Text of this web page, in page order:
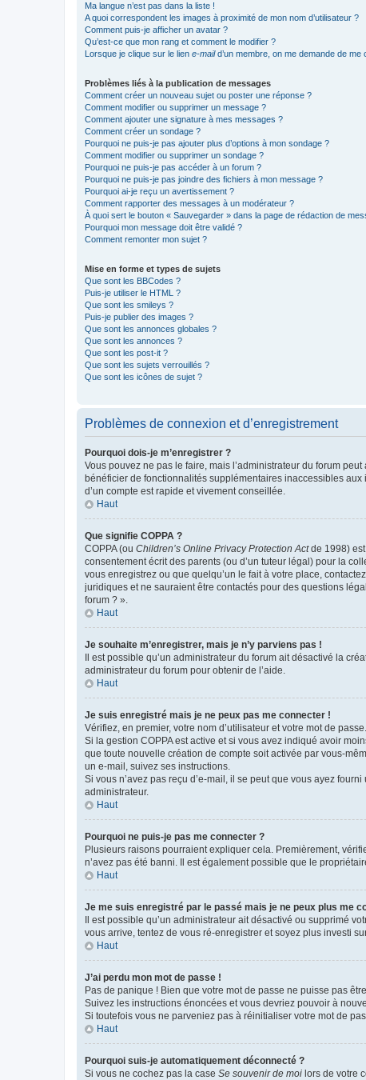
Ma langue n’est pas dans la liste !
A quoi correspondent les images à proximité de mon nom d’utilisateur ?
Comment puis-je afficher un avatar ?
Qu’est-ce que mon rang et comment le modifier ?
Lorsque je clique sur le lien e-maild’un membre, on me demande de me
Problèmes liés à la publication de messages
Comment créer un nouveau sujet ou poster une réponse ?
Comment modifier ou supprimer un message ?
Comment ajouter une signature à mes messages ?
Comment créer un sondage ?
Pourquoi ne puis-je pas ajouter plus d’options à mon sondage ?
Comment modifier ou supprimer un sondage ?
Pourquoi ne puis-je pas accéder à un forum ?
Pourquoi ne puis-je pas joindre des fichiers à mon message ?
Pourquoi ai-je reçu un avertissement ?
Comment rapporter des messages à un modérateur ?
À quoi sert le bouton « Sauvegarder » dans la page de rédaction de
Pourquoi mon message doit être validé ?
Comment remonter mon sujet ?
Mise en forme et types de sujets
Que sont les BBCodes ?
Puis-je utiliser le HTML ?
Que sont les smileys ?
Puis-je publier des images ?
Que sont les annonces globales ?
Que sont les annonces ?
Que sont les post-it ?
Que sont les sujets verrouillés ?
Que sont les icônes de sujet ?
Problèmes de connexion et d’enregistrement
Pourquoi dois-je m’enregistrer ?
Vous pouvez ne pas le faire, mais l’administrateur du forum
bénéficier de fonctionnalités supplémentaires inaccessibles
d’un compte est rapide et vivement conseillée.
Haut
Que signifie COPPA ?
COPPA (ou Children’s Online Privacy Protection Actde 1998) est
consentement écrit des parents (ou d’un tuteur légal) pour la
vous enregistrez ou que quelqu’un le fait à votre place,
juridiques et ne sauraient être contactés pour des questions
forum ? ».
Haut
Je souhaite m’enregistrer, mais je n’y parviens pas !
Il est possible qu’un administrateur du forum ait désactivé la
administrateur du forum pour obtenir de l’aide.
Haut
Je suis enregistré mais je ne peux pas me connecter !
Vérifiez, en premier, votre nom d’utilisateur et votre mot de
Si la gestion COPPA est active et si vous avez indiqué avoir
que toute nouvelle création de compte soit activée par vous-
un e-mail, suivez ses instructions.
Si vous n’avez pas reçu d’e-mail, il se peut que vous ayez
administrateur.
Haut
Pourquoi ne puis-je pas me connecter ?
Plusieurs raisons pourraient expliquer cela. Premièrement,
n’avez pas été banni. Il est également possible que le
Haut
Je me suis enregistré par le passé mais je ne peux plus me
Il est possible qu’un administrateur ait désactivé ou supprimé
vous arrive, tentez de vous ré-enregistrer et soyez plus investi
Haut
J’ai perdu mon mot de passe !
Pas de panique ! Bien que votre mot de passe ne puisse pas
Suivez les instructions énoncées et vous devriez pouvoir à
Si toutefois vous ne parveniez pas à réinitialiser votre mot de
Haut
Pourquoi suis-je automatiquement déconnecté ?
Si vous ne cochez pas la case Se souvenir de moi lors de votre